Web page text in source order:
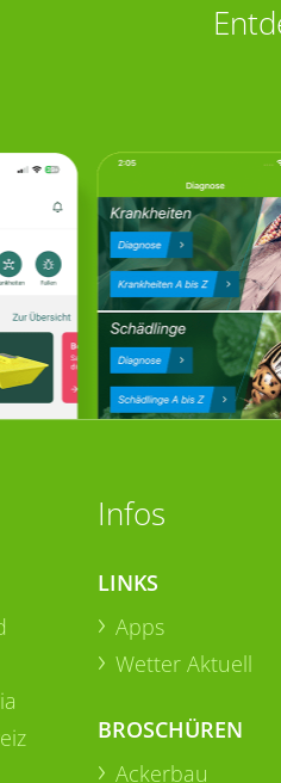
Infos
LINKS
Apps
Wetter Aktuell
BROSCHÜREN
Ackerbau